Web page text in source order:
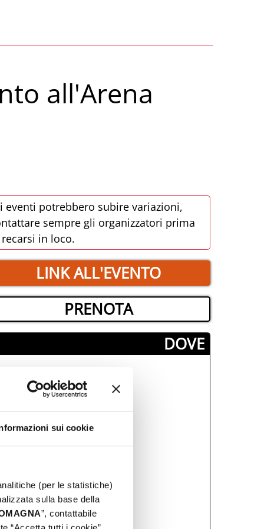
sui cookie
(per le statistiche)
sulla base della
”, contattabile
all'Arena
eventi potrebbero subire variazioni,
sempre gli organizzatori prima
in loco.
LINK ALL'EVENTO
PRENOTA
­DOVE